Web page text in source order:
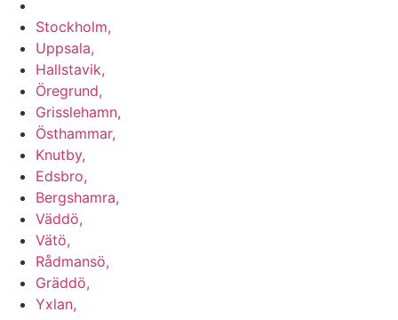
Stockholm,
Uppsala,
Hallstavik,
Öregrund,
Grisslehamn,
Östhammar,
Knutby,
Edsbro,
Bergshamra,
Väddö,
Vätö,
Rådmansö,
Gräddö,
Yxlan,